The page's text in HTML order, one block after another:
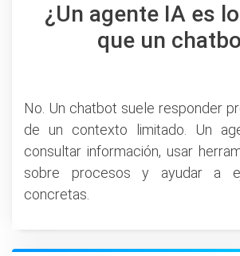
¿Un agente IA es
que un
No. Un chatbot suele responder
de un contexto limitado. Un
consultar información, usar
sobre procesos y ayudar a
concretas.